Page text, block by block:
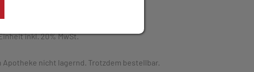
EUR
inkl. 20% MwSt.
Apotheke nicht lagernd. Trotzdem bestellbar.